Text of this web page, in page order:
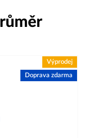
Výprodej
Doprava zdarma